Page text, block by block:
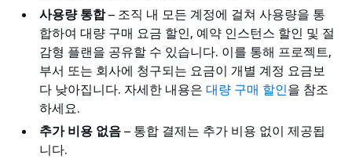
사용량 통합– 조직 내 모든 계정에 걸쳐 사용량을 통
합하여 대량 구매 요금 할인, 예약 인스턴스 할인 및 절
감형 플랜을 공유할 수 있습니다. 이를 통해 프로젝트,
부서 또는 회사에 청구되는 요금이 개별 계정 요금보
다 낮아집니다. 자세한 내용은 대량 구매 할인을 참조
하세요.
추가 비용 없음 – 통합 결제는 추가 비용 없이 제공됩
니다.